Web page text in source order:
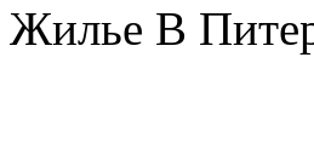
Жилье В